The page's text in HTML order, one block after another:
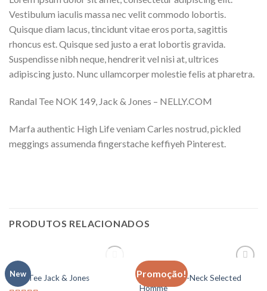
Vestibulum iaculis massa nec velit commodo lobortis.
Quisque diam lacus, tincidunt vitae eros porta, sagittis
rhoncus est. Quisque sed justo a erat lobortis gravida.
Suspendisse nibh neque, hendrerit vel nisi at, ultrices
adipiscing justo. Nunc ullamcorper molestie felis at pharetra.
Randal Tee NOK 149, Jack & Jones – NELLY.COM
Marfa authentic High Life veniam Carles nostrud, pickled
meggings assumenda fingerstache keffiyeh Pinterest.
PRODUTOS RELACIONADOS
New
Land Tee Jack & Jones Promoção!
wishlist
Wicked SS O-Neck Selected
Homme